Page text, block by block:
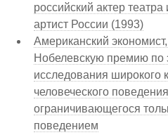
российский актер
артист России (1993)
Американский
Нобелевскую премию по
исследования широкого
человеческого
ограничивающегося
поведением